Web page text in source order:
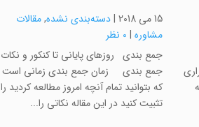
15 می 2018 |دسته‌بندی نشده,مقالات
مشاوره | 0 نظر
جمع بندی روزهای پایانی تا کنکور و نکات
جمع بندی زمان جمع بندی زمانی است
که بتوانید تمام آنچه امروز مطالعه کردید را
تثبیت کنید در این مقاله نکاتی را...